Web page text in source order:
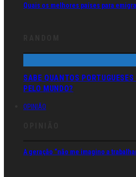
Quais os melhores países para
SABE QUANTOS
PELO MUNDO?
OPINIÃO
A geração “não me imagino a